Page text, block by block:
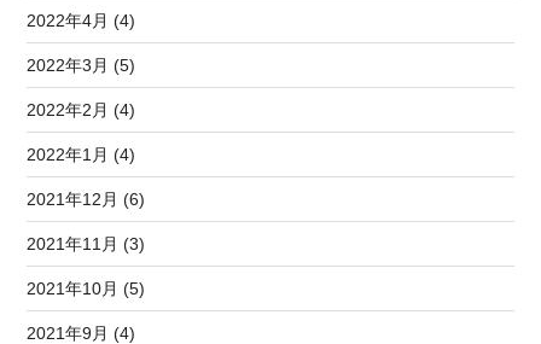
2022年4月 (4)
2022年3月 (5)
2022年2月 (4)
2022年1月 (4)
2021年12月 (6)
2021年11月 (3)
2021年10月 (5)
2021年9月 (4)